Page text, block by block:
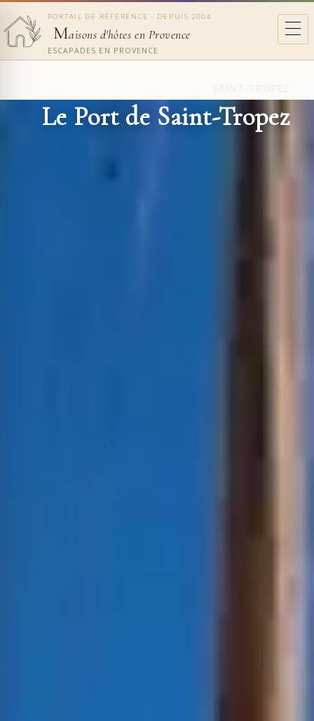
PORTAIL DE RÉFÉRENCE - DEPUIS 2004
Maisons d'hôtes en Provence
ESCAPADES EN PROVENCE
Le Port de Saint-Tropez